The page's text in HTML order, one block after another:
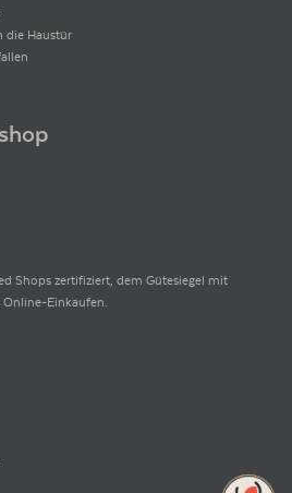
die Haustür
Shops zertifiziert, dem Gütesiegel mit
Online-Einkaufen.